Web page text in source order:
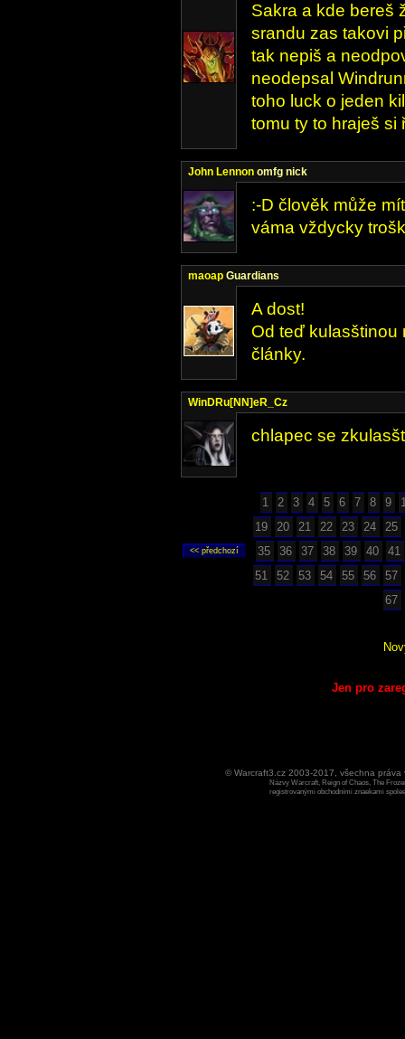
Sakra a kde bereš
srandu zas takovi
tak nepiš a
neodepsal
toho luck o jeden
tomu ty to hraješ si
John Lennon omfg nick
:-D člověk může
váma vždycky
maoap Guardians
A dost!
Od teď kulasštinou
články.
WinDRu[NN]eR_Cz
chlapec se
1 2 3 4 5 6 7 8 9
19
20 21 22 23 24
25
35
36 37 38 39 40
41
51
52 53 54 55 56
57
67
Jen pro
© Warcraft3.cz 2003-2017, všechna
Názvy Warcraft, Reign of Chaos, The
registrovanými obchodními znaekami